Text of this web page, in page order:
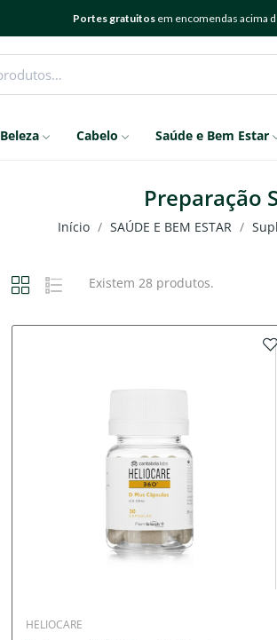
Portes gratuitos em encomendas acima
Beleza Cabelo Saúde e Bem Estar
Preparação
Início SAÚDE E BEM ESTAR
Existem 28 produtos.
HELIOCARE